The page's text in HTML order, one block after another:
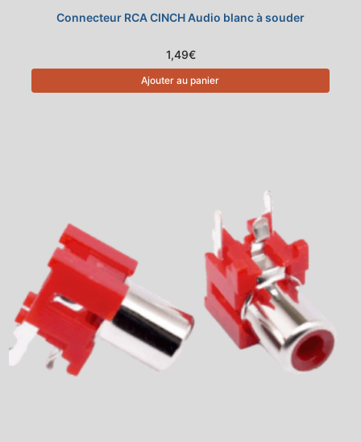
Connecteur RCA CINCH Audio blanc à souder
1,49€
Ajouter au panier